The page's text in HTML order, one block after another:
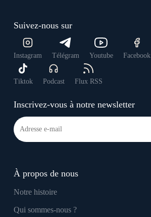
Suivez-nous sur
Instagram Télégram Youtube Facebook
Tiktok Podcast Flux RSS
Inscrivez-vous à notre newsletter
À propos de nous
Notre histoire
Qui sommes-nous ?